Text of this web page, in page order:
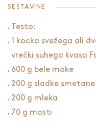
SESTAVINE
Testo:
1 kocka svežega ali
vrečki suhega kvasa
600 g bele moke
200 g sladke smetane
200 g mleka
70 g masti